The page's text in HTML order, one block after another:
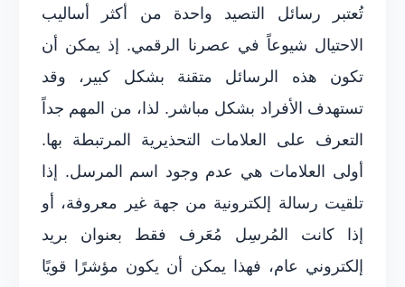
تُعتبر رسائل التصيد واحدة من أكثر أساليب
الاحتيال شيوعاً في عصرنا الرقمي. إذ يمكن أن
تكون هذه الرسائل متقنة بشكل كبير، وقد
تستهدف الأفراد بشكل مباشر. لذا، من المهم جداً
التعرف على العلامات التحذيرية المرتبطة بها.
أولى العلامات هي عدم وجود اسم المرسل. إذا
تلقيت رسالة إلكترونية من جهة غير معروفة، أو
إذا كانت المُرسِل مُعَرف فقط بعنوان بريد
إلكتروني عام، فهذا يمكن أن يكون مؤشرًا قويًا